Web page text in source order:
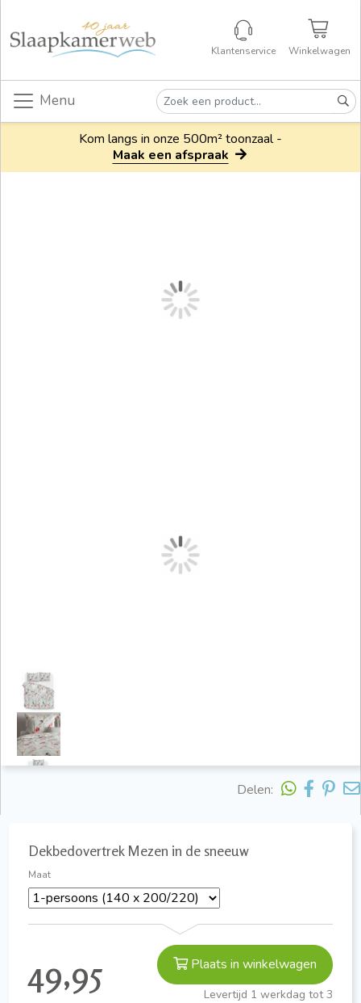
Klantenservice Winkelwagen
Menu
Kom langs in onze 500m² toonzaal -
Maak een afspraak
Delen:
Dekbedovertrek Mezen in de sneeuw
Maat
49,95 Plaats in winkelwagen
Levertijd 1 werkdag tot 3